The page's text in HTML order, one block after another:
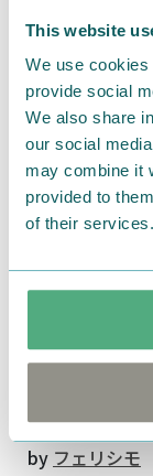
This website
We use
provide social
We also share
our social
may combine it
provided to
of their services.
誰が隠れている
木の実のピン
★購入ページ
通信販売のフ
す。
■価格（税抜
■サイズ：縦約
by フェリシモ